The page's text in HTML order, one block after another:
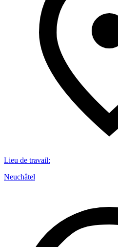
Lieu de travail:
Neuchâtel